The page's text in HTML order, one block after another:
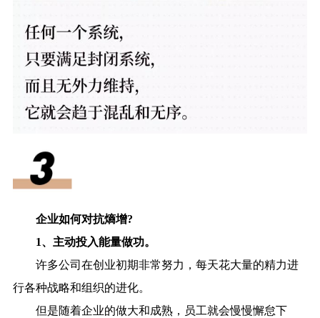
企业如何对抗熵增?
1、主动投入能量做功。
许多公司在创业初期非常努力，每天花大量的精力进
行各种战略和组织的进化。
但是随着企业的做大和成熟，员工就会慢慢懈怠下